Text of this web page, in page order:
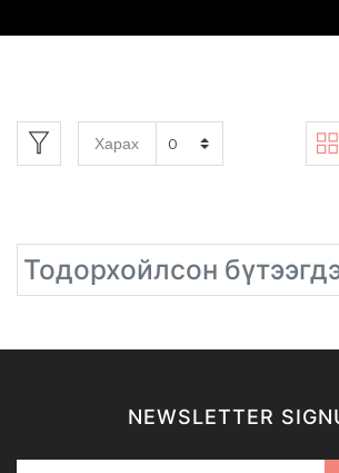
Харах
Тодорхойлсон
NEWSLETTER